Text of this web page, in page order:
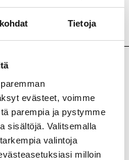
Tietoja
evästeet, voimme
parempia ja pystymme
sisältöjä. Valitsemalla
valintoja
milloin